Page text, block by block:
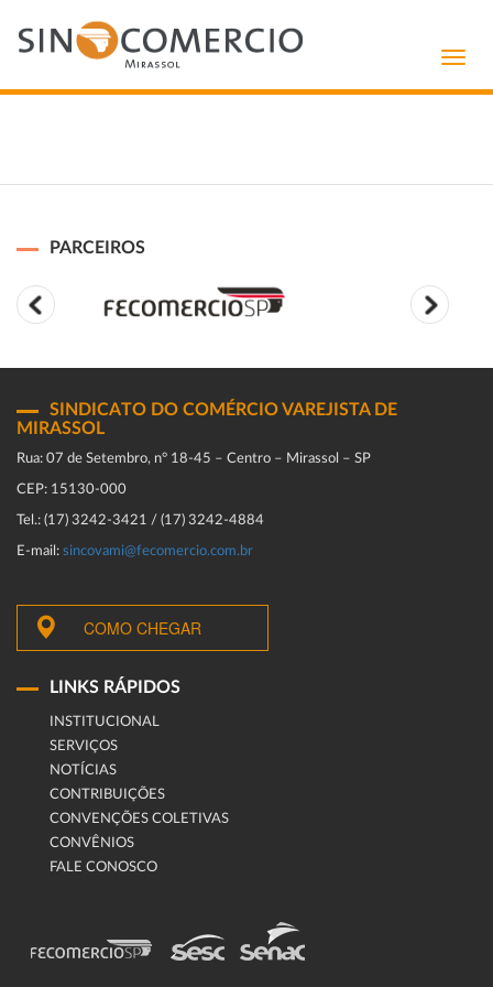
PARCEIROS
SINDICATO DO COMÉRCIO VAREJISTA DE
MIRASSOL
Rua: 07 de Setembro, n° 18-45 – Centro – Mirassol – SP
CEP: 15130-000
Tel.: (17) 3242-3421 / (17) 3242-4884
E-mail: sincovami@fecomercio.com.br
COMO CHEGAR
LINKS RÁPIDOS
INSTITUCIONAL
SERVIÇOS
NOTÍCIAS
CONTRIBUIÇÕES
CONVENÇÕES COLETIVAS
CONVÊNIOS
FALE CONOSCO